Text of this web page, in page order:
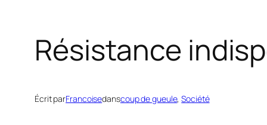
Résistance
Écrit parFrancoisedanscoup de gueule, Société